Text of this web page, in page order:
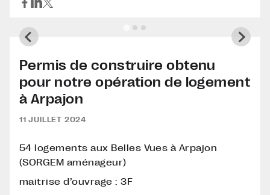
Permis de construire obtenu
pour notre opération de logement
à Arpajon
11 JUILLET 2024
54 logements aux Belles Vues à Arpajon
(SORGEM aménageur)
maitrise d’ouvrage : 3F